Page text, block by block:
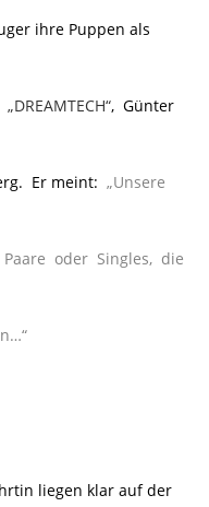
ihre Puppen als
„DREAMTECH“, Günter
Er meint: „Unsere
oder Singles, die
liegen klar auf der